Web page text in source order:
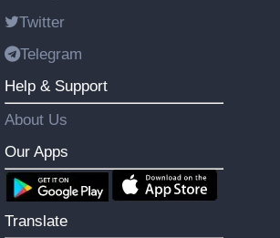
Twitter
Telegram
Help & Support
About Us
Our Apps
Translate